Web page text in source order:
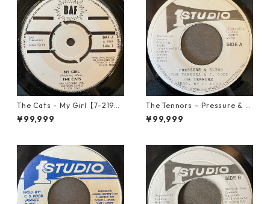
The Cats - My Girl【7-2190
6】
¥99,999
The Tennors – Pressure & Sl
ide【7-21952】
¥99,999